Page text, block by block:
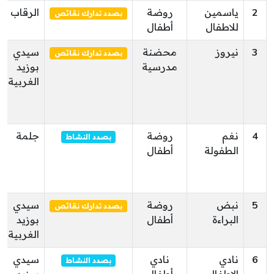
2
ياسمين
للاطفال
روضة
أطفال
بصدد تدارك نقائص الرقاب
3 نيروز
محضنة
مدرسية
بصدد تدارك نقائص
سيدي
بوزيد
الغربية
4
نغم
الطفولة
روضة
أطفال
بصدد النشاط جلمة
5
نبض
البراءة
روضة
أطفال
بصدد تدارك نقائص
سيدي
بوزيد
الغربية
6
نادي
نادي
بصدد النشاط
سيدي